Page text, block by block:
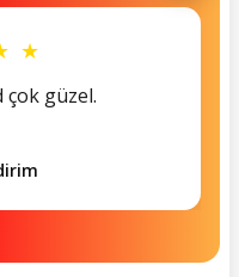
★
güzel.